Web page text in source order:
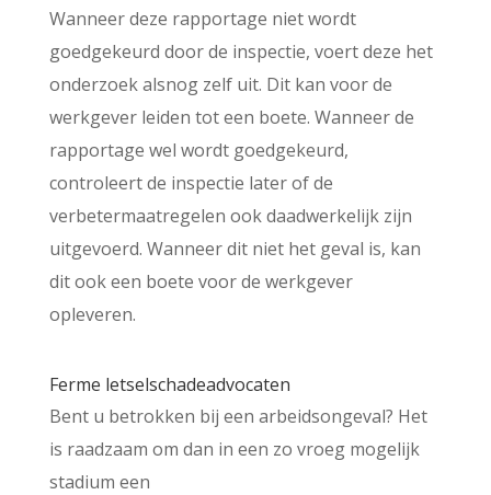
Wanneer deze rapportage niet wordt
goedgekeurd door de inspectie, voert deze het
onderzoek alsnog zelf uit. Dit kan voor de
werkgever leiden tot een boete. Wanneer de
rapportage wel wordt goedgekeurd,
controleert de inspectie later of de
verbetermaatregelen ook daadwerkelijk zijn
uitgevoerd. Wanneer dit niet het geval is, kan
dit ook een boete voor de werkgever
opleveren.
Ferme letselschadeadvocaten
Bent u betrokken bij een arbeidsongeval? Het
is raadzaam om dan in een zo vroeg mogelijk
stadium een